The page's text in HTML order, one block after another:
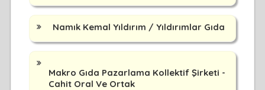
Namık Kemal Yıldırım / Yıldırımlar Gıda
Makro Gıda Pazarlama Kollektif Şirketi -
Cahit Oral Ve Ortak